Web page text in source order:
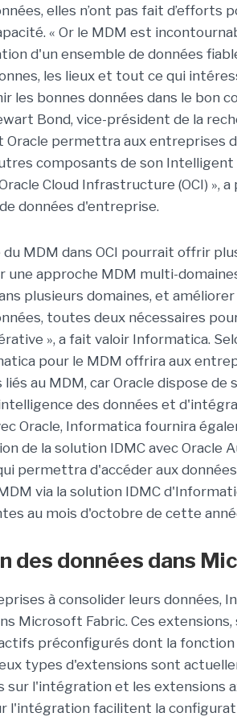
elles n’ont pas fait d’efforts
« Or le MDM est
d'un ensemble de données
les lieux et tout ce qui
les bonnes données dans le bon
Bond, vice-président de la
permettra aux entreprises
composants de son Intelligent
Cloud Infrastructure (OCI) »,
données d'entreprise.
MDM dans OCI pourrait offrir
une approche MDM multi-
plusieurs domaines, et
toutes deux nécessaires
», a fait valoir Informatica.
pour le MDM offrira aux
au MDM, car Oracle dispose
des données et
Oracle, Informatica fournira
de la solution IDMC avec Oracle
permettra d'accéder aux
via la solution IDMC
au mois d'octobre de cette
des données dans
à consolider leurs données,
Microsoft Fabric. Ces
préconfigurés dont la
types d'extensions sont
sur l'intégration et les extensions
l'intégration facilitent la